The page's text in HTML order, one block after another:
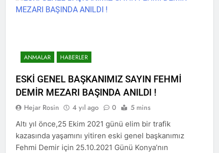
Yavuz Koçoğlu’nu
HAK-PAR Genel Başkanı
Düzgün Kaplan, 6 Ağustos
2024, TRend.MEDYA’ya canlı
yayın konuğu oldu.
Profesör Dr. Cenap
Ekinci’yle dayanışmamızı
ifade ediyoruz.
2 Yıl Ago
HAK-PAR’a Dersim’den
ANMALAR HABERLER
ESKİ GENEL BAŞKANIMIZ SAYIN FEHMİ
DEMİR MEZARI BAŞINDA ANILDI !
Hejar Rosin 4 yıl ago 0 5 mins
Altı yıl önce,25 Ekim 2021 günü elim bir trafik
kazasında yaşamını yitiren eski genel başkanımız
Fehmi Demir için 25.10.2021 Günü Konya’nın